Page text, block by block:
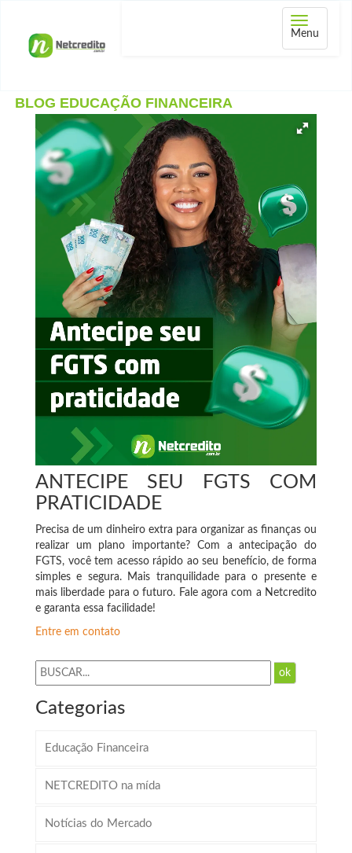
Abrir
menu
Menu
BLOG EDUCAÇÃO FINANCEIRA
ANTECIPE SEU FGTS COM
PRATICIDADE
Precisa de um dinheiro extra para organizar as finanças ou
realizar um plano importante? Com a antecipação do
FGTS, você tem acesso rápido ao seu benefício, de forma
simples e segura. Mais tranquilidade para o presente e
mais liberdade para o futuro. Fale agora com a Netcredito
e garanta essa facilidade!
Entre em contato
ok
Categorias
Educação Financeira
NETCREDITO na mída
Notícias do Mercado